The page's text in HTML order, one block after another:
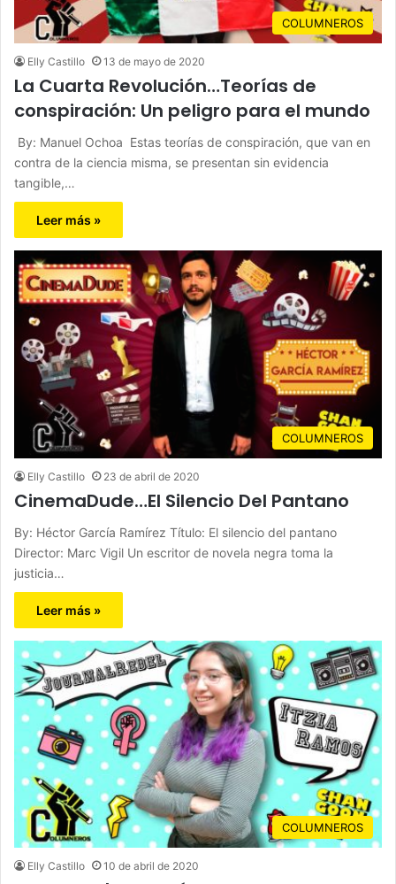
COLUMNEROS
Elly Castillo 13 de mayo de 2020
La Cuarta Revolución…Teorías de
conspiración: Un peligro para el mundo
By: Manuel Ochoa Estas teorías de conspiración, que van en
contra de la ciencia misma, se presentan sin evidencia
tangible,…
Leer más »
COLUMNEROS
Elly Castillo 23 de abril de 2020
CinemaDude…El Silencio Del Pantano
By: Héctor García Ramírez Título: El silencio del pantano
Director: Marc Vigil Un escritor de novela negra toma la
justicia…
Leer más »
COLUMNEROS
Elly Castillo 10 de abril de 2020